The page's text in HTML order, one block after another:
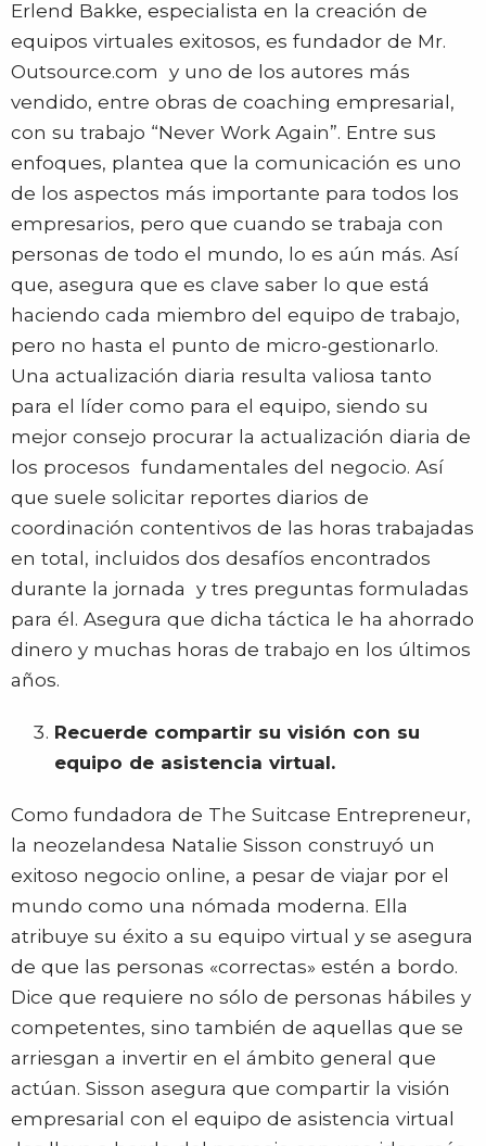
Erlend Bakke, especialista en la creación de
equipos virtuales exitosos, es fundador de Mr.
Outsource.com y uno de los autores más
vendido, entre obras de coaching empresarial,
con su trabajo “Never Work Again”. Entre sus
enfoques, plantea que la comunicación es uno
de los aspectos más importante para todos los
empresarios, pero que cuando se trabaja con
personas de todo el mundo, lo es aún más. Así
que, asegura que es clave saber lo que está
haciendo cada miembro del equipo de trabajo,
pero no hasta el punto de micro-gestionarlo.
Una actualización diaria resulta valiosa tanto
para el líder como para el equipo, siendo su
mejor consejo procurar la actualización diaria de
los procesos fundamentales del negocio. Así
que suele solicitar reportes diarios de
coordinación contentivos de las horas trabajadas
en total, incluidos dos desafíos encontrados
durante la jornada y tres preguntas formuladas
para él. Asegura que dicha táctica le ha ahorrado
dinero y muchas horas de trabajo en los últimos
años.
Recuerde compartir su visión con su
equipo de asistencia virtual.
Como fundadora de The Suitcase Entrepreneur,
la neozelandesa Natalie Sisson construyó un
exitoso negocio online, a pesar de viajar por el
mundo como una nómada moderna. Ella
atribuye su éxito a su equipo virtual y se asegura
de que las personas «correctas» estén a bordo.
Dice que requiere no sólo de personas hábiles y
competentes, sino también de aquellas que se
arriesgan a invertir en el ámbito general que
actúan. Sisson asegura que compartir la visión
empresarial con el equipo de asistencia virtual